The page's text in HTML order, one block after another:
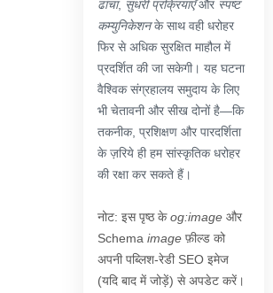
ढांचा, सुधरी प्रक्रियाएँऔर स्पष्ट
कम्युनिकेशनके साथ वही धरोहर
फिर से अधिक सुरक्षित माहौल में
प्रदर्शित की जा सकेगी। यह घटना
वैश्विक संग्रहालय समुदाय के लिए
भी चेतावनी और सीख दोनों है—कि
तकनीक, प्रशिक्षण और पारदर्शिता
के ज़रिये ही हम सांस्कृतिक धरोहर
की रक्षा कर सकते हैं।
नोट: इस पृष्ठ केog:image और
Schema image फ़ील्ड को
अपनी पब्लिश-रेडी SEO इमेज
(यदि बाद में जोड़ें) से अपडेट करें।